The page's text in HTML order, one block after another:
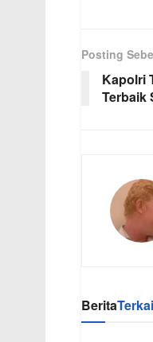
Posting
Kapolri
Terbaik
Berita